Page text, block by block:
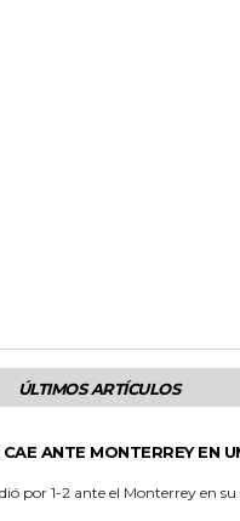
ÚLTIMOS ARTÍCULOS
ANTE MONTERREY EN
por 1-2 ante el Monterrey en su